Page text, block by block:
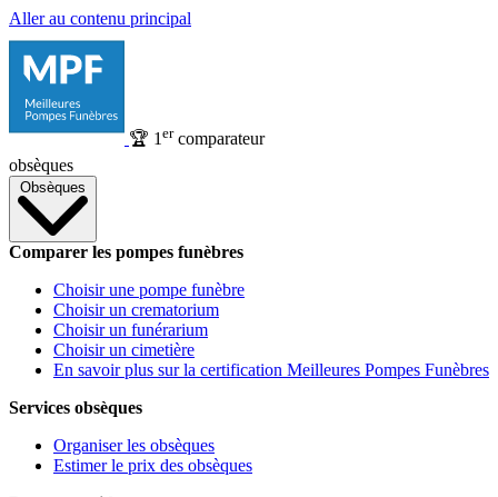
Aller au contenu principal
🏆 1 ercomparateur
obsèques
Obsèques
Comparer les pompes funèbres
Choisir une pompe funèbre
Choisir un crematorium
Choisir un funérarium
Choisir un cimetière
En savoir plus sur la certification Meilleures Pompes Funèbres
Services obsèques
Organiser les obsèques
Estimer le prix des obsèques